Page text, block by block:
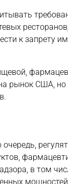
к запрету
рынок США, но
в том
мощностей